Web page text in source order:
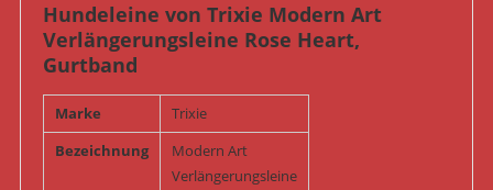
Hundeleine von Trixie Modern Art
Verlängerungsleine Rose Heart,
Gurtband
Marke
Trixie
Bezeichnung
Modern Art
Verlängerungsleine